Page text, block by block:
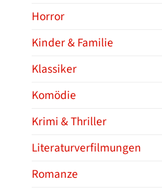
Horror
Kinder & Familie
Klassiker
Komödie
Krimi & Thriller
Literaturverfilmungen
Romanze